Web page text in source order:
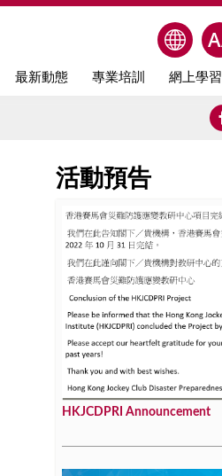
最新動態 專業培訓 網上學習
活動預告
HKJCDPRI Announcement